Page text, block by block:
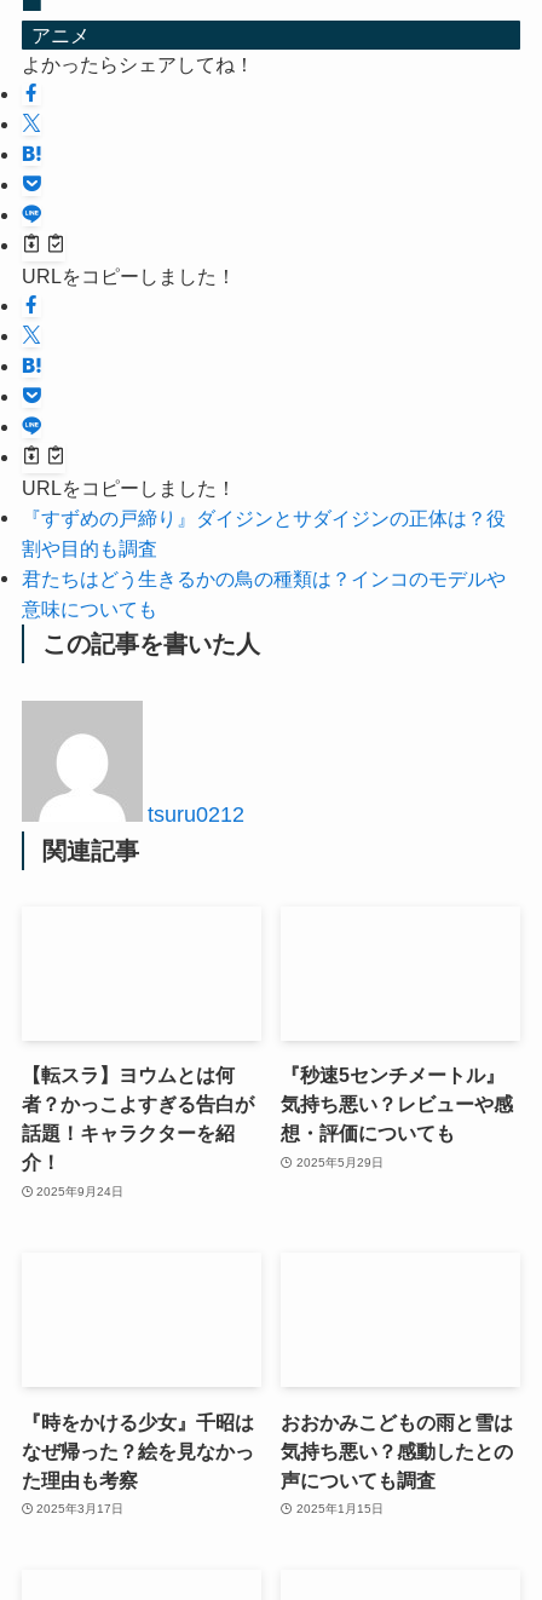
アニメ
よかったらシェアしてね！
URLをコピーしました！
URLをコピーしました！
『すずめの戸締り』ダイジンとサダイジンの正体は？役
割や目的も調査
君たちはどう生きるかの鳥の種類は？インコのモデルや
意味についても
この記事を書いた人
tsuru0212
関連記事
【転スラ】ヨウムとは何
者？かっこよすぎる告白が
話題！キャラクターを紹
介！
2025年9月24日
『秒速5センチメートル』
気持ち悪い？レビューや感
想・評価についても
2025年5月29日
『時をかける少女』千昭は
なぜ帰った？絵を見なかっ
た理由も考察
2025年3月17日
おおかみこどもの雨と雪は
気持ち悪い？感動したとの
声についても調査
2025年1月15日